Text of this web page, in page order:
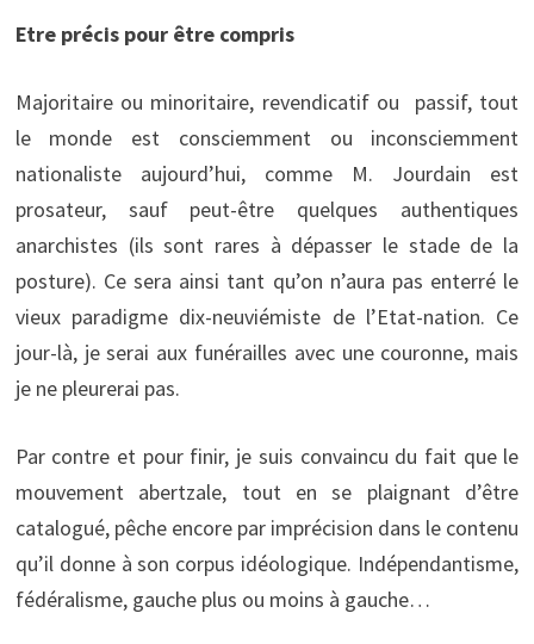
Etre précis pour être compris
Majoritaire ou minoritaire, revendicatif ou passif, tout
le monde est consciemment ou inconsciemment
nationaliste aujourd’hui, comme M. Jourdain est
prosateur, sauf peut-être quelques authentiques
anarchistes (ils sont rares à dépasser le stade de la
posture). Ce sera ainsi tant qu’on n’aura pas enterré le
vieux paradigme dix-neuviémiste de l’Etat-nation. Ce
jour-là, je serai aux funérailles avec une couronne, mais
je ne pleurerai pas.
Par contre et pour finir, je suis convaincu du fait que le
mouvement abertzale, tout en se plaignant d’être
catalogué, pêche encore par imprécision dans le contenu
qu’il donne à son corpus idéologique. Indépendantisme,
fédéralisme, gauche plus ou moins à gauche…